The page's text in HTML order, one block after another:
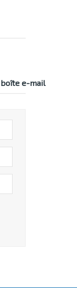
boîte e-mail